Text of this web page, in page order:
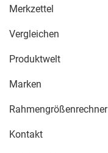
Merkzettel
Vergleichen
Produktwelt
Marken
Rahmengrößenrechner
Kontakt